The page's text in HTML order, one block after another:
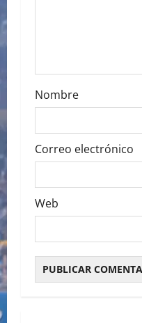
Nombre
Correo electrónico
Web